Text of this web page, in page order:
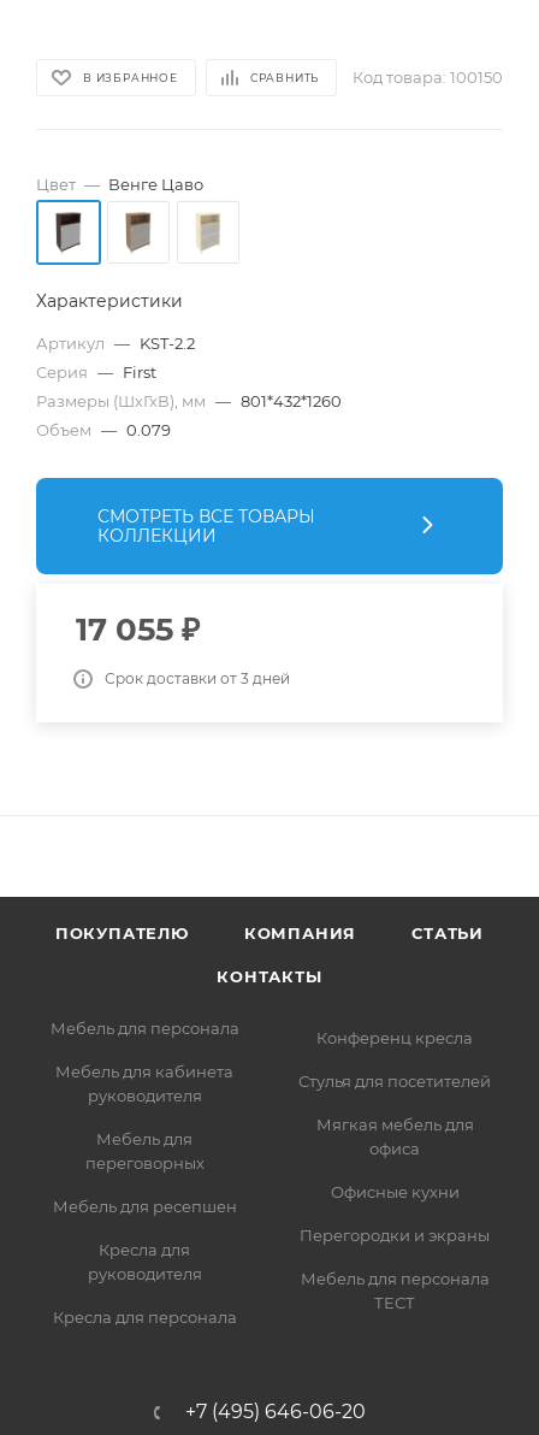
В ИЗБРАННОЕ СРАВНИТЬ Код товара: 100150
Цвет — Венге Цаво
Характеристики
Артикул — KST-2.2
Серия — First
Размеры (ШхГхВ), мм — 801*432*1260
Объем — 0.079
СМОТРЕТЬ ВСЕ ТОВАРЫ
КОЛЛЕКЦИИ
17 055 ₽
Срок доставки от 3 дней
ПОКУПАТЕЛЮ КОМПАНИЯ СТАТЬИ
КОНТАКТЫ
Мебель для персонала
Мебель для кабинета
руководителя
Мебель для
переговорных
Мебель для ресепшен
Кресла для
руководителя
Кресла для персонала
Конференц кресла
Стулья для посетителей
Мягкая мебель для
офиса
Офисные кухни
Перегородки и экраны
Мебель для персонала
ТЕСТ
+7 (495) 646-06-20